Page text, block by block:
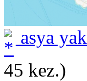
asya
45 kez.)